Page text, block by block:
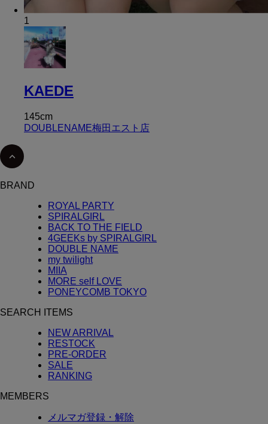
1
KAEDE
145cm
DOUBLENAME梅田エスト店
BRAND
ROYAL PARTY
SPIRALGIRL
BACK TO THE FIELD
4GEEKs by SPIRALGIRL
DOUBLE NAME
my twilight
MIIA
MORE self LOVE
PONEYCOMB TOKYO
SEARCH ITEMS
NEW ARRIVAL
RESTOCK
PRE-ORDER
SALE
RANKING
MEMBERS
メルマガ登録・解除